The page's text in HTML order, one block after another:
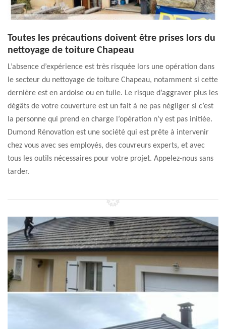
Toutes les précautions doivent être prises lors du
nettoyage de toiture Chapeau
L’absence d’expérience est très risquée lors une opération dans
le secteur du nettoyage de toiture Chapeau, notamment si cette
dernière est en ardoise ou en tuile. Le risque d’aggraver plus les
dégâts de votre couverture est un fait à ne pas négliger si c’est
la personne qui prend en charge l’opération n’y est pas initiée.
Dumond Rénovation est une société qui est prête à intervenir
chez vous avec ses employés, des couvreurs experts, et avec
tous les outils nécessaires pour votre projet. Appelez-nous sans
tarder.